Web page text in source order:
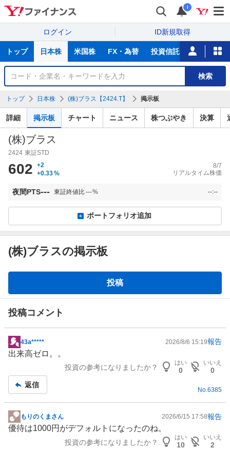
i
ログイン ID新規取得
サ
トップ 日本株 米国株 FX・為替 投資信託 ニュース
銘
検
索
検索
トップ 日本株 (株)ブラス【2424.T】 掲示板
詳細 掲示板 チャート ニュース 株つぶやき 決算
(株)ブラス
2424 東証STD
602
+2
+0.33%
8/7
リアルタイム株価
夜間PTS--- 東証終値比---% --:--
ポートフォリオ追加
(株)ブラスの掲示板
板
投稿
投稿コメント
掲
示
事
43a***** 2026/8/6 15:19報告
出来高ゼロ。。
投資の参考になりましたか？
はい
0
いいえ
0
返信
No.6385
掲
示
もりのくまさん 2026/6/15 17:58報告
優待は1000円がデフォルトになったのね。
投資の参考になりましたか？
はい
10
いいえ
2